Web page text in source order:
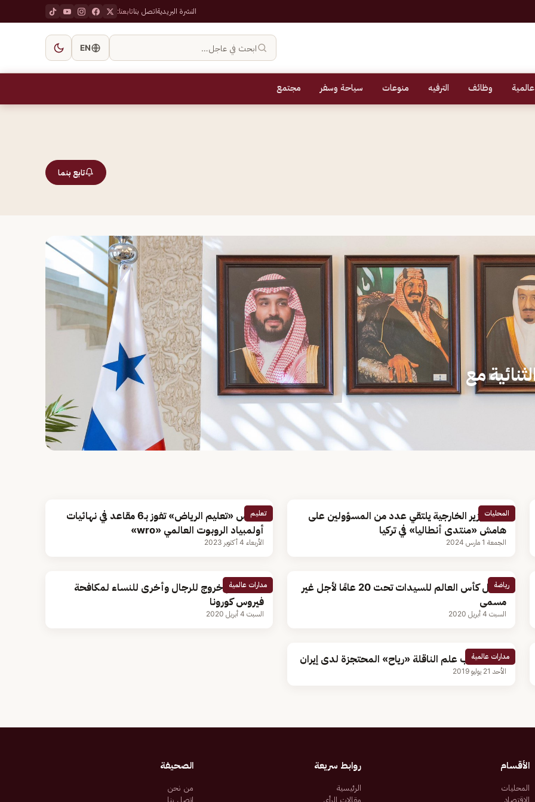
النشرة البريديةاتصل بناتابعنا:
ابحث في عاجل… EN
وظائف الترفيه منوعات سياحة وسفر مجتمع
تابع بنما
مع
المحليات
نائب وزير الخارجية يلتقي عدد من المسؤولين على
هامش «منتدى أنطاليا» في تركيا
الجمعة 1 مارس 2024
تعليم
مدارس «تعليم الرياض» تفوز بـ6 مقاعد في نهائيات
أولمبياد الروبوت العالمي «wro»
الأربعاء 4 أكتوبر 2023
رياضة
تأجيل كأس العالم للسيدات تحت 20 عامًا لأجل غير
مسمى
السبت 4 أبريل 2020
مدارات عالمية
بيرو.. أيام خروج للرجال وأخرى للنساء لمكافحة
فيروس كورونا
السبت 4 أبريل 2020
مدارات عالمية
بنما تسحب علم الناقلة «رياح» المحتجزة لدى إيران
الأحد 21 يوليو 2019
الأقسام
المحليات
الاقتصاد
روابط سريعة
الرئيسية
مقالات الرأي
الصحيفة
من نحن
اتصل بنا